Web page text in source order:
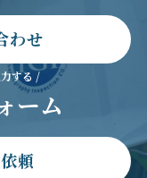
わせ
する /
ーム
頼